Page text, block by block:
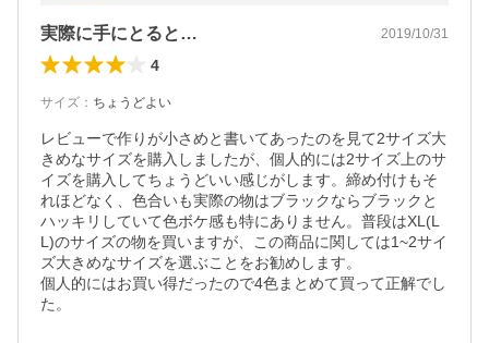
実際に手にとると… 2019/10/31
4
サイズ ： ちょうどよい
レビューで作りが小さめと書いてあったのを見て2サイズ大
きめなサイズを購入しましたが、個人的には2サイズ上のサ
イズを購入してちょうどいい感じがします。締め付けもそ
れほどなく、色合いも実際の物はブラックならブラックと
ハッキリしていて色ボケ感も特にありません。普段はXL(L
L)のサイズの物を買いますが、この商品に関しては1~2サイ
ズ大きめなサイズを選ぶことをお勧めします。
個人的にはお買い得だったので4色まとめて買って正解でし
た。